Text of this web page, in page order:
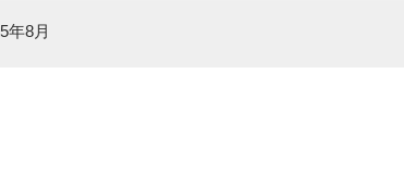
年8月